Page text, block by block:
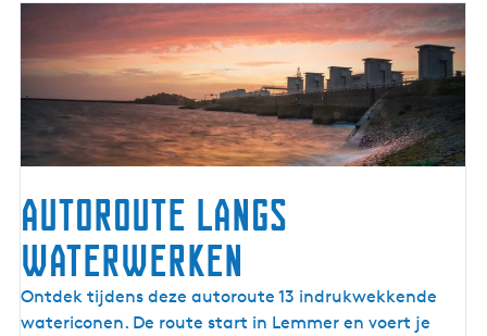
Autoroute langs
waterwerken
A
u
Ontdek tijdens deze autoroute 13 indrukwekkende
watericonen. De route start in Lemmer en voert je